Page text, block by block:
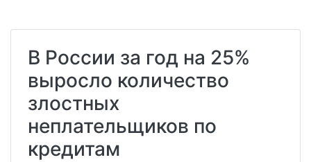
В России за год на 25%
выросло количество
злостных
неплательщиков по
кредитам